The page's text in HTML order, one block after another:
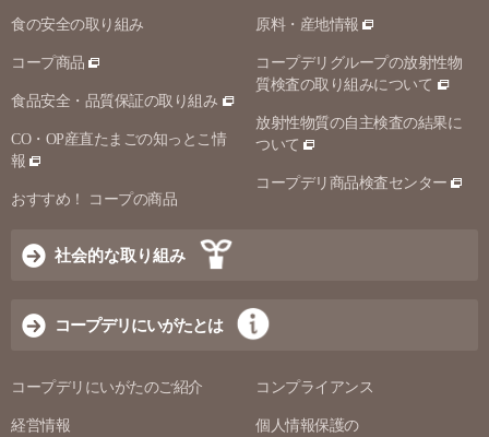
食の安全の取り組み
コープ商品
食品安全・品質保証の取り組み
CO・OP産直たまごの知っとこ情
報
おすすめ！ コープの商品
原料・産地情報
コープデリグループの放射性物
質検査の取り組みについて
放射性物質の自主検査の結果に
ついて
コープデリ商品検査センター
社会的な取り組み
コープデリにいがたとは
コープデリにいがたのご紹介
経営情報
コンプライアンス
個人情報保護の